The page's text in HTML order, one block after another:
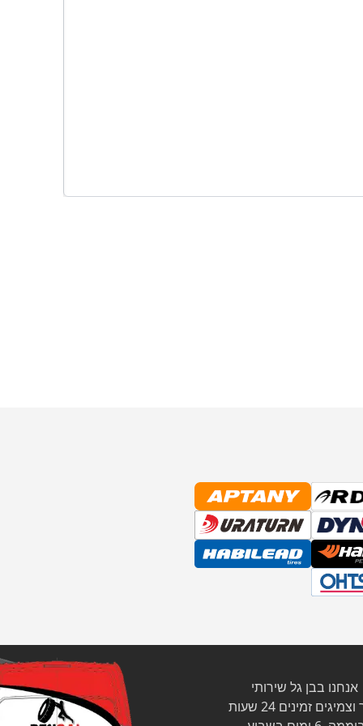
אנחנו בבן גל שירותי
זמינים 24 שעות